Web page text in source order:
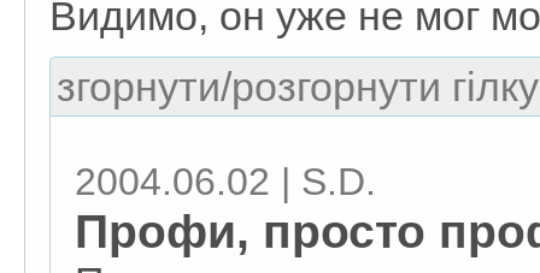
Видимо, он уже не мог
згорнути/розгорнути
2004.06.02 | S.D.
Профи, просто